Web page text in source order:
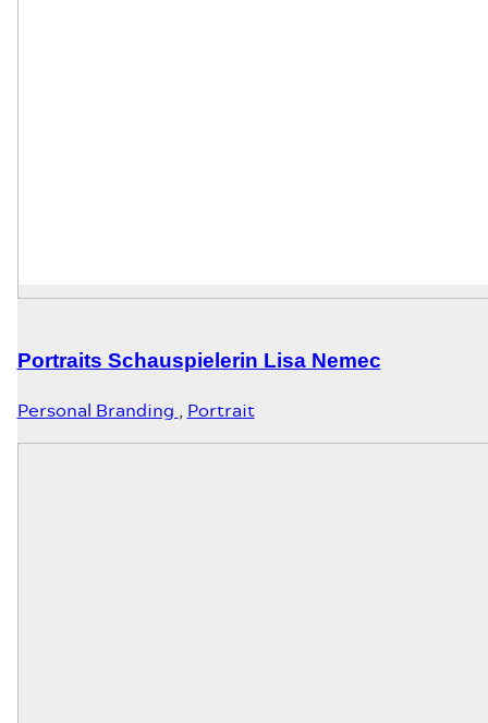
Portraits Schauspielerin Lisa Nemec
Personal Branding , Portrait